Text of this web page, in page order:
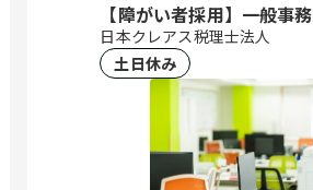
【障がい者採用】一般事
日本クレアス税理士法人
土日休み